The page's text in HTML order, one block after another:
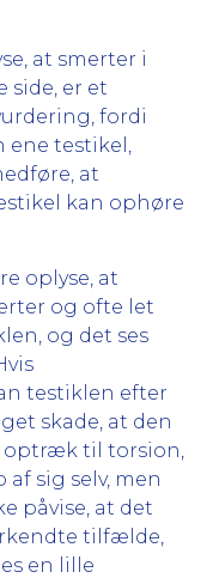
at smerter i
side, er et
fordi
testikel,
at
kan ophøre
oplyse, at
og ofte let
og det ses
testiklen efter
skade, at den
til torsion,
sig selv, men
påvise, at det
tilfælde,
en lille